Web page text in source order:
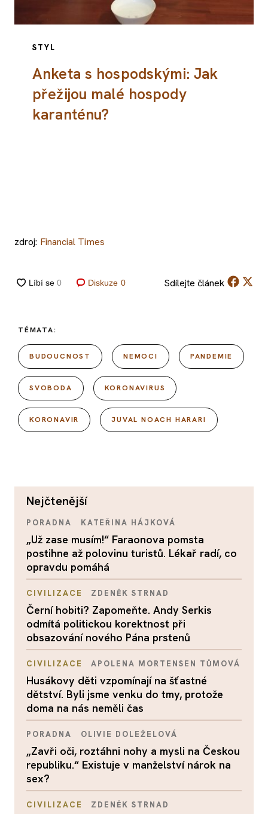
STYL
Anketa s hospodskými: Jak
přežijou malé hospody
karanténu?
zdroj: Financial Times
Diskuze 0 Sdílejte článek
TÉMATA:
BUDOUCNOST NEMOCI PANDEMIE
SVOBODA KORONAVIRUS
KORONAVIR JUVAL NOACH HARARI
nejčtenější
PORADNA KATEŘINA HÁJKOVÁ
„Už zase musím!“ Faraonova pomsta
postihne až polovinu turistů. Lékař radí, co
opravdu pomáhá
CIVILIZACE ZDENĚK STRNAD
Černí hobiti? Zapomeňte. Andy Serkis
odmítá politickou korektnost při
obsazování nového Pána prstenů
CIVILIZACE APOLENA MORTENSEN TŮMOVÁ
Husákovy děti vzpomínají na šťastné
dětství. Byli jsme venku do tmy, protože
doma na nás neměli čas
PORADNA OLIVIE DOLEŽELOVÁ
„Zavři oči, roztáhni nohy a mysli na Českou
republiku.“ Existuje v manželství nárok na
sex?
CIVILIZACE ZDENĚK STRNAD